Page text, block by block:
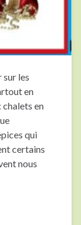
sur les
en
chalets en
qui
certains
nous